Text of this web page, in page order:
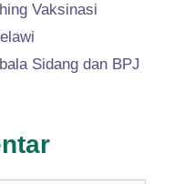
Vaksinasi
Sidang dan BPJ